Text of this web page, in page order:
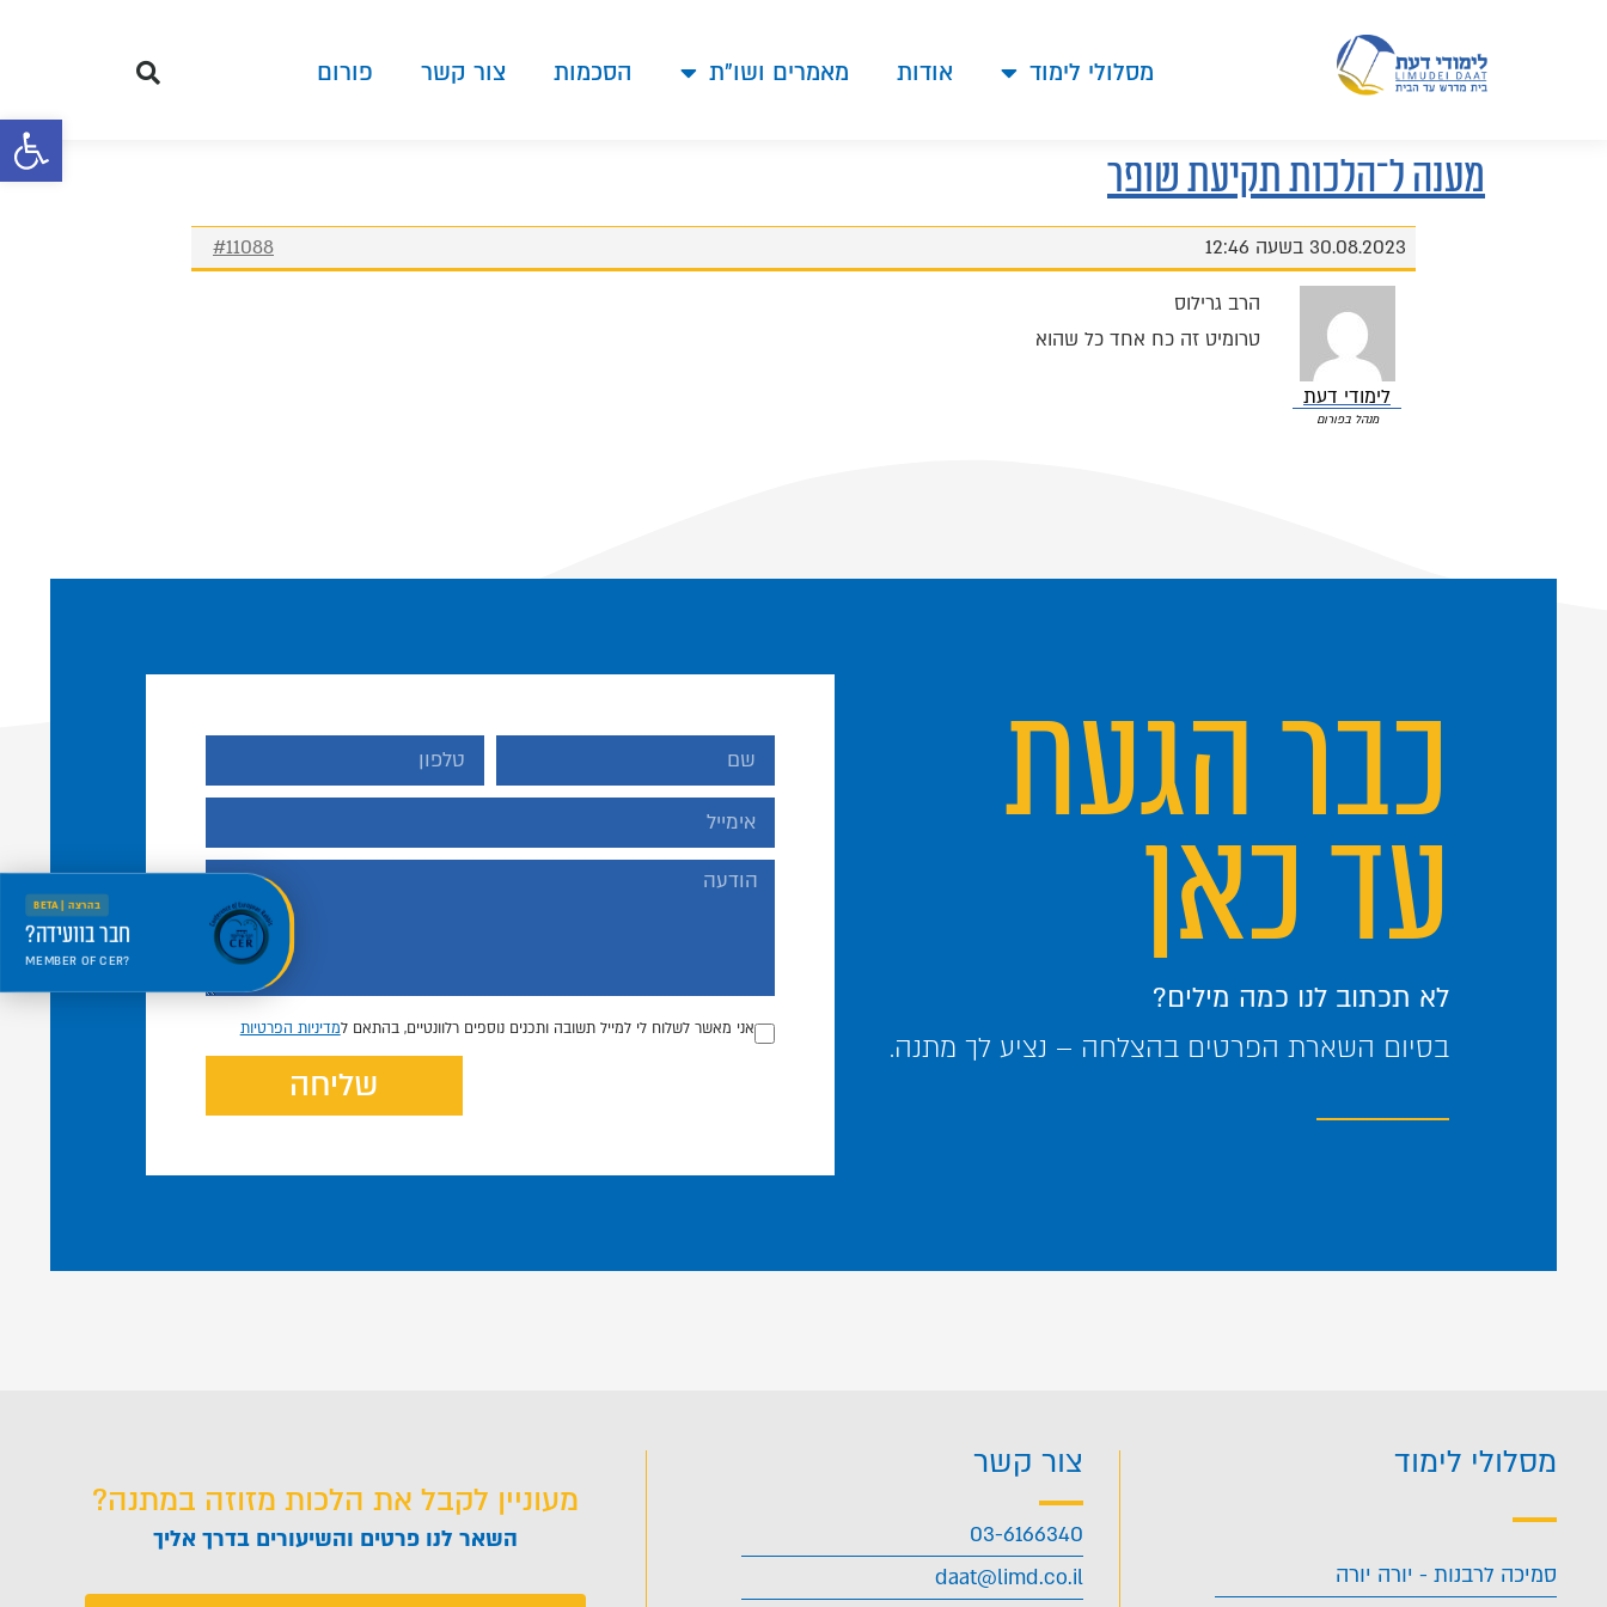
פתח
מסלולי לימוד אודות מאמרים ושו"ת הסכמות צור קשר פורום
מענה ל־הלכות תקיעת שופר
30.08.2023 בשעה 12:46 #11088
לימודי דעת
מנהל בפורום
הרב גרילוס
טרומיט זה כח אחד כל שהוא
כבר הגעת
עד כאן
לא תכתוב לנו כמה מילים?
בסיום השארת הפרטים בהצלחה – נציע לך מתנה.
אני מאשר לשלוח לי למייל תשובה ותכנים נוספים רלוונטיים, בהתאם למדיניות הפרטיות
שליחה
מסלולי לימוד
סמיכה לרבנות - יורה יורה
צור קשר
03-6166340
daat@limd.co.il
מעוניין לקבל את הלכות מזוזה במתנה?
השאר לנו פרטים והשיעורים בדרך אליך
בהרצה | BETA
חבר בוועידה?
MEMBER OF CER?
Welcome to the new portal